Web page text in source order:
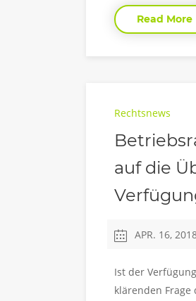
Read More
Rechtsnews
auf die
APR. 16,
Ist der
klärenden